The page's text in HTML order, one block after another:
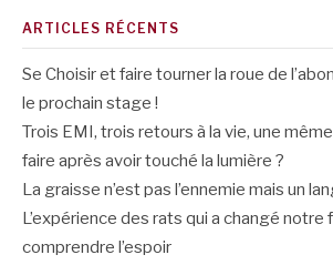
ARTICLES RÉCENTS
Se Choisir et faire tourner la roue de
le prochain stage !
Trois EMI, trois retours à la vie, une
faire après avoir touché la lumière ?
La graisse n’est pas l’ennemie mais un
L’expérience des rats qui a changé notre
comprendre l’espoir